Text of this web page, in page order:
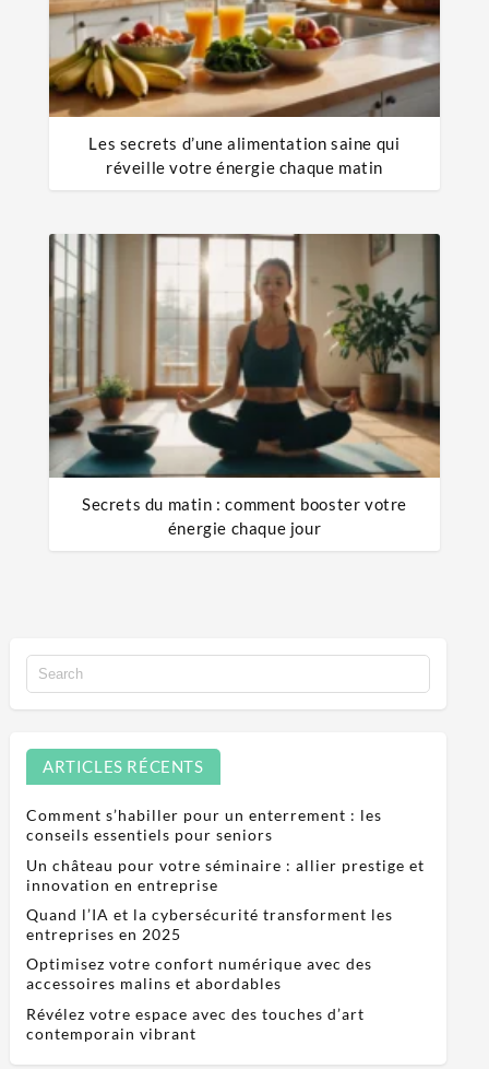
Les secrets d’une alimentation saine qui
réveille votre énergie chaque matin
Secrets du matin : comment booster votre
énergie chaque jour
ARTICLES RÉCENTS
Comment s’habiller pour un enterrement : les
conseils essentiels pour seniors
Un château pour votre séminaire : allier prestige et
innovation en entreprise
Quand l’IA et la cybersécurité transforment les
entreprises en 2025
Optimisez votre confort numérique avec des
accessoires malins et abordables
Révélez votre espace avec des touches d’art
contemporain vibrant